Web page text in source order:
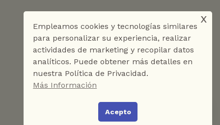
Empleamos cookies y tecnologías similares
para personalizar su experiencia, realizar
actividades de marketing y recopilar datos
analíticos. Puede obtener más detalles en
nuestra Política de Privacidad.
Más Información
Acepto
x